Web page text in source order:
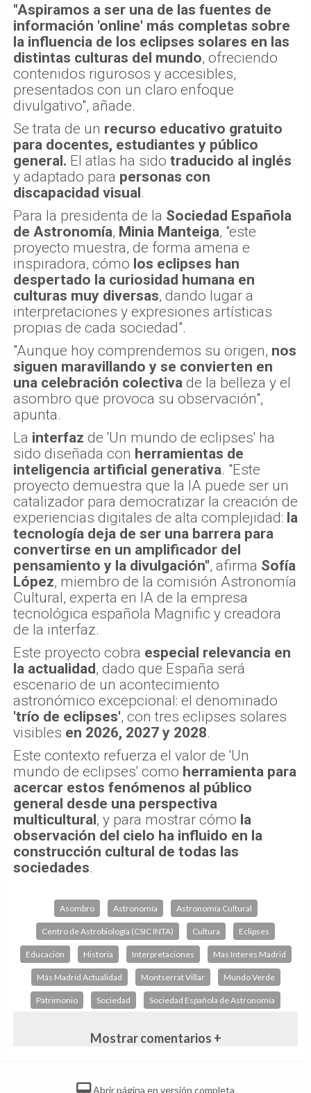
"Aspiramos a ser una de las fuentes de
información 'online' más completas sobre
la influencia de los eclipses solares en las
distintas culturas del mundo, ofreciendo
contenidos rigurosos y accesibles,
presentados con un claro enfoque
divulgativo", añade.
Se trata de un recurso educativo gratuito
para docentes, estudiantes y público
general. El atlas ha sido traducido al inglés
y adaptado para personas con
discapacidad visual.
Para la presidenta de la Sociedad Española
de Astronomía, Minia Manteiga, "este
proyecto muestra, de forma amena e
inspiradora, cómo los eclipses han
despertado la curiosidad humana en
culturas muy diversas, dando lugar a
interpretaciones y expresiones artísticas
propias de cada sociedad".
"Aunque hoy comprendemos su origen, nos
siguen maravillando y se convierten en
una celebración colectiva de la belleza y el
asombro que provoca su observación",
apunta.
La interfaz de 'Un mundo de eclipses' ha
sido diseñada con herramientas de
inteligencia artificial generativa. "Este
proyecto demuestra que la IA puede ser un
catalizador para democratizar la creación de
experiencias digitales de alta complejidad: la
tecnología deja de ser una barrera para
convertirse en un amplificador del
pensamiento y la divulgación", afirma Sofía
López, miembro de la comisión Astronomía
Cultural, experta en IA de la empresa
tecnológica española Magnific y creadora
de la interfaz.
Este proyecto cobra especial relevancia en
la actualidad, dado que España será
escenario de un acontecimiento
astronómico excepcional: el denominado
'trío de eclipses', con tres eclipses solares
visibles en 2026, 2027 y 2028.
Este contexto refuerza el valor de 'Un
mundo de eclipses' como herramienta para
acercar estos fenómenos al público
general desde una perspectiva
multicultural, y para mostrar cómo la
observación del cielo ha influido en la
construcción cultural de todas las
sociedades.
Asombro Astronomía Astronomía Cultural
Centro de Astrobiología (CSIC INTA) Cultura Eclipses
Educación Historia Interpretaciones Mas Interes Madrid
Más Madrid Actualidad Montserrat Villar Mundo Verde
Patrimonio Sociedad Sociedad Española de Astronomía
Mostrar comentarios +
Abrir página en versión completa